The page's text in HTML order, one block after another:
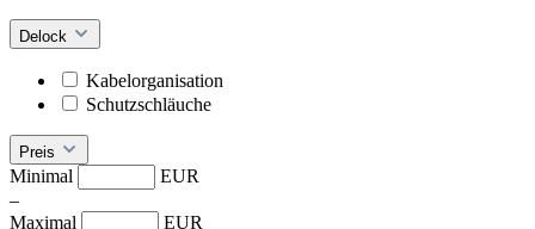
Delock
Kabelorganisation
Schutzschläuche
Preis
Minimal
EUR
–
Maximal
EUR